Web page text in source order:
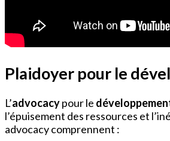
Plaidoyer pour le
L’advocacypour le
l’épuisement des ressources et
advocacy comprennent :